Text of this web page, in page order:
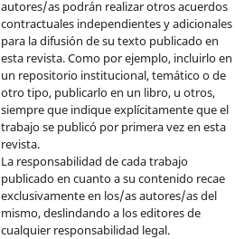
autores/as podrán realizar otros acuerdos
contractuales independientes y adicionales
para la difusión de su texto publicado en
esta revista. Como por ejemplo, incluirlo en
un repositorio institucional, temático o de
otro tipo, publicarlo en un libro, u otros,
siempre que indique explícitamente que el
trabajo se publicó por primera vez en esta
revista.
La responsabilidad de cada trabajo
publicado en cuanto a su contenido recae
exclusivamente en los/as autores/as del
mismo, deslindando a los editores de
cualquier responsabilidad legal.